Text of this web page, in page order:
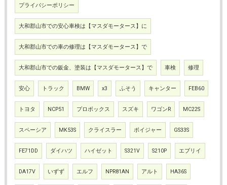
プライバシーポリシー
大和郡山市での安心車検は【マスダモータース】に
大和郡山市での車の修理は【マスダモータース】で
大和郡山市での鈑金、塗装は【マスダモータース】で 車検 修理
安心 トラック BMW x3 ふそう キャンター FEB60
トヨタ NCP51 プロボックス スズキ ワゴンR MC22S
スペーシア MK53S クライスラー ボイジャー GS33S
FE71DD ダイハツ ハイゼット S321V S210P エブリイ
DA17V いずず エルフ NPR81AN アルト HA36S